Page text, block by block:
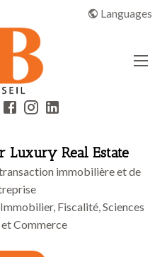
& LuxuryLanguages
Luxury Real Estate
immobilière et de
Fiscalité, Sciences
Commerce